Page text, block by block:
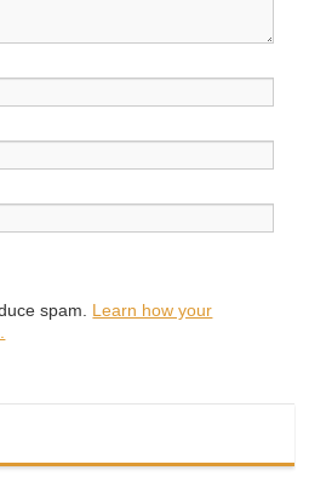
spam. Learn how your